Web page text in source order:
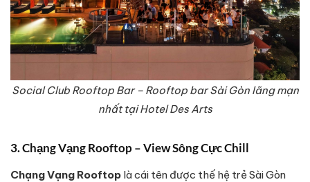
Social Club Rooftop Bar – Rooftop bar Sài Gòn lãng mạn
nhất tại Hotel Des Arts
3. Chạng Vạng Rooftop – View Sông Cực Chill
Chạng Vạng Rooftop là cái tên được thế hệ trẻ Sài Gòn